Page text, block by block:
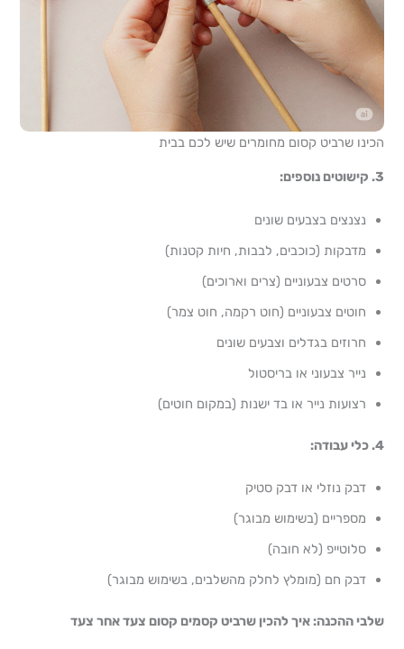
הכינו שרביט קסום מחומרים שיש לכם בבית
3. קישוטים נוספים:
נצנצים בצבעים שונים
מדבקות (כוכבים, לבבות, חיות קטנות)
סרטים צבעוניים (צרים וארוכים)
חוטים צבעוניים (חוט רקמה, חוט צמר)
חרוזים בגדלים וצבעים שונים
נייר צבעוני או בריסטול
רצועות נייר או בד ישנות (במקום חוטים)
4. כלי עבודה:
דבק נוזלי או דבק סטיק
מספריים (בשימוש מבוגר)
סלוטייפ (לא חובה)
דבק חם (מומלץ לחלק מהשלבים, בשימוש מבוגר)
שלבי ההכנה: איך להכין שרביט קסמים קסום צעד אחר צעד